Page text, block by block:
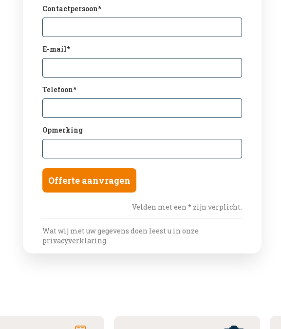
Contactpersoon*
E-mail*
Telefoon*
Opmerking
Offerte aanvragen
Velden met een * zijn verplicht.
Wat wij met uw gegevens doen leest u in onze
privacyverklaring.